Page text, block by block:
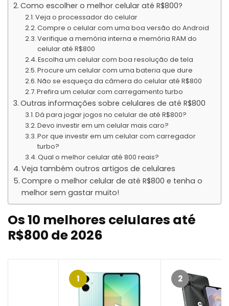
Como escolher o melhor celular até R$800?
Veja o processador do celular
Compre o celular com uma boa versão do Android
Verifique a memória interna e memória RAM do
celular até R$800
Escolha um celular com boa resolução de tela
Procure um celular com uma bateria que dure
Não se esqueça da câmera do celular até R$800
Prefira um celular com carregamento turbo
Outras informações sobre celulares de até R$800
Dá para jogar jogos no celular de até R$800?
Devo investir em um celular mais caro?
Por que investir em um celular com carregador
turbo?
Qual o melhor celular até 800 reais?
Veja também outros artigos de celulares
Compre o melhor celular de até R$800 e tenha o
melhor sem gastar muito!
Os 10 melhores celulares até
R$800 de 2026
1 2